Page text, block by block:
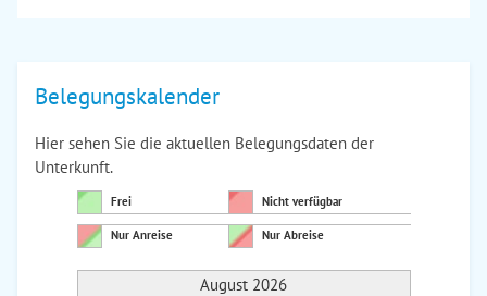
Belegungskalender
Hier sehen Sie die aktuellen Belegungsdaten der
Unterkunft.
Frei Nicht verfügbar
Nur Anreise Nur Abreise
August 2026